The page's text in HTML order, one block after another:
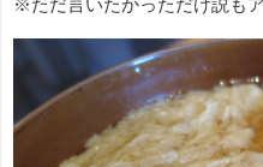
※ただ言いたかっただけ説も